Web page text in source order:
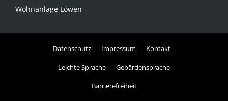
Wohnanlage Löwen
Datenschutz Impressum Kontakt
Leichte Sprache Gebärdensprache
Barrierefreiheit